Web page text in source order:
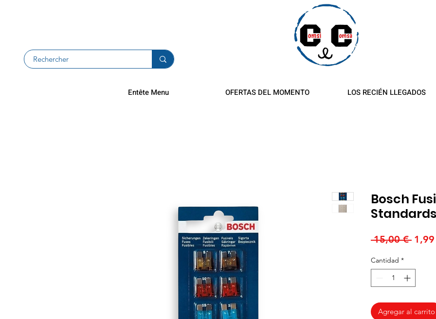
Entête Menu OFERTAS DEL MOMENTO LOS RECIÉN LLEGADOS
Bosch
Standards
15,00 €
Cantidad *
Agregar al carrito